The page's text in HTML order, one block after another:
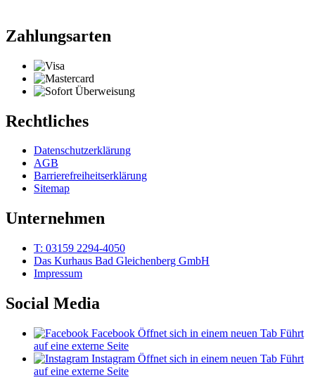
Zahlungsarten
Rechtliches
Datenschutzerklärung
AGB
Barrierefreiheitserklärung
Sitemap
Unternehmen
T: 03159 2294-4050
Das Kurhaus Bad Gleichenberg GmbH
Impressum
Social Media
Facebook Öffnet sich in einem neuen Tab Führt
auf eine externe Seite
Instagram Öffnet sich in einem neuen Tab Führt
auf eine externe Seite